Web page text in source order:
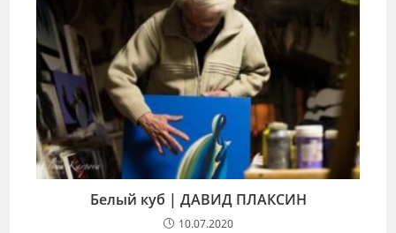
Белый куб | ДАВИД ПЛАКСИН
10.07.2020